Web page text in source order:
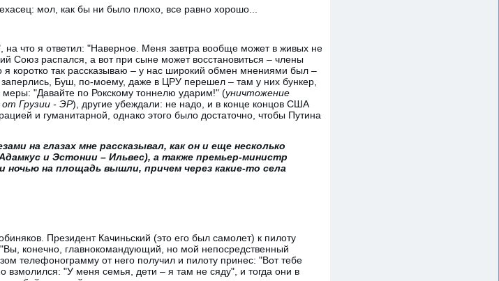
мол, как бы ни было плохо, все равно хорошо...
что я ответил: "Наверное. Меня завтра вообще может в живых не
Союз распался, а вот при сыне может восстановиться – члены
коротко так рассказываю – у нас широкий обмен мнениями был –
Буш, по-моему, даже в ЦРУ перешел – там у них бункер,
"Давайте по Рокскому тоннелю ударим!" (уничтожение
Грузии - ЭР), другие убеждали: не надо, и в конце концов США
и гуманитарной, однако этого было достаточно, чтобы Путина
на глазах мне рассказывал, как он и еще несколько
и Эстонии – Ильвес), а также премьер-министр
на площадь вышли, причем через какие-то села
Президент Качиньский (это его был самолет) к пилоту
конечно, главнокомандующий, но мой непосредственный
телефонограмму от него получил и пилоту принес: "Вот тебе
взмолился: "У меня семья, дети – я там не сяду", и тогда они в